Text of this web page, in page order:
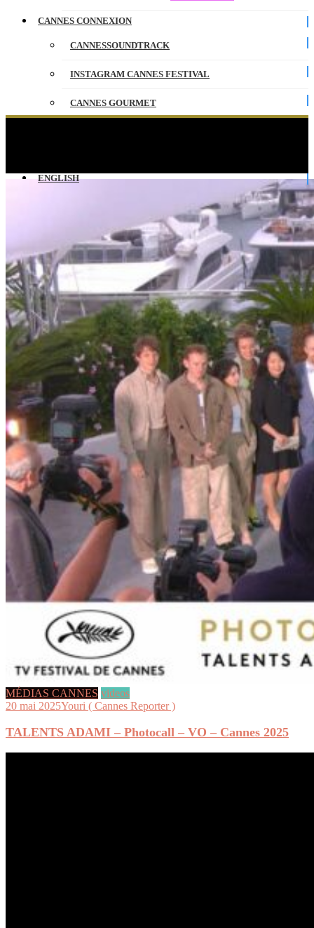
CANNES CONNEXION
CANNESSOUNDTRACK
INSTAGRAM CANNES FESTIVAL
CANNES GOURMET
ENGLISH
MÉDIAS CANNES videos
20 mai 2025Youri ( Cannes Reporter )
TALENTS ADAMI – Photocall – VO – Cannes 2025